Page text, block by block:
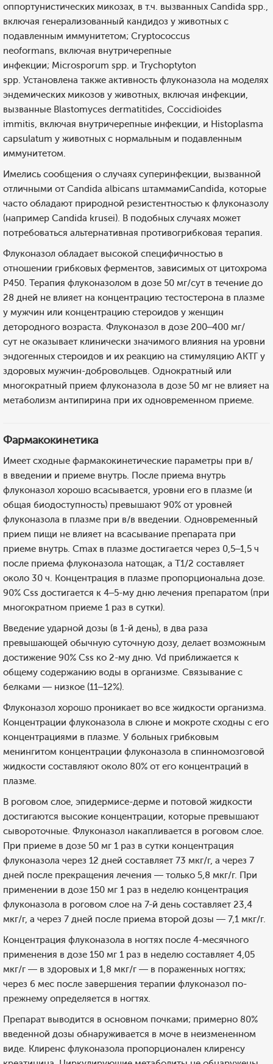
оппортунистических микозах, в т.ч. вызванных Candida spp.,
включая генерализованный кандидоз у животных с
подавленным иммунитетом; Cryptococcus
neoformans, включая внутричерепные
инфекции; Microsporum spp. и Trychoptyton
spp. Установлена также активность флуконазола на моделях
эндемических микозов у животных, включая инфекции,
вызванные Blastomyces dermatitides, Coccidioides
immitis, включая внутричерепные инфекции, и Histoplasma
capsulatum у животных с нормальным и подавленным
иммунитетом.
Имелись сообщения о случаях суперинфекции, вызванной
отличными от Candida albicans штаммамиCandida, которые
часто обладают природной резистентностью к флуконазолу
(например Candida krusei). В подобных случаях может
потребоваться альтернативная противогрибковая терапия.
Флуконазол обладает высокой специфичностью в
отношении грибковых ферментов, зависимых от цитохрома
Р450. Терапия флуконазолом в дозе 50 мг/сут в течение до
28 дней не влияет на концентрацию тестостерона в плазме
у мужчин или концентрацию стероидов у женщин
детородного возраста. Флуконазол в дозе 200–400 мг/
сут не оказывает клинически значимого влияния на уровни
эндогенных стероидов и их реакцию на стимуляцию АКТГ у
здоровых мужчин-добровольцев. Однократный или
многократный прием флуконазола в дозе 50 мг не влияет на
метаболизм антипирина при их одновременном приеме.
Фармакокинетика
Имеет сходные фармакокинетические параметры при в/
в введении и приеме внутрь. После приема внутрь
флуконазол хорошо всасывается, уровни его в плазме (и
общая биодоступность) превышают 90% от уровней
флуконазола в плазме при в/в введении. Одновременный
прием пищи не влияет на всасывание препарата при
приеме внутрь. Cmax в плазме достигается через 0,5–1,5 ч
после приема флуконазола натощак, а T1/2 составляет
около 30 ч. Концентрация в плазме пропорциональна дозе.
90% Css достигается к 4–5-му дню лечения препаратом (при
многократном приеме 1 раз в сутки).
Введение ударной дозы (в 1-й день), в два раза
превышающей обычную суточную дозу, делает возможным
достижение 90% Css ко 2-му дню. Vd приближается к
общему содержанию воды в организме. Связывание с
белками — низкое (11–12%).
Флуконазол хорошо проникает во все жидкости организма.
Концентрации флуконазола в слюне и мокроте сходны с его
концентрациями в плазме. У больных грибковым
менингитом концентрации флуконазола в спинномозговой
жидкости составляют около 80% от его концентраций в
плазме.
В роговом слое, эпидермисе-дерме и потовой жидкости
достигаются высокие концентрации, которые превышают
сывороточные. Флуконазол накапливается в роговом слое.
При приеме в дозе 50 мг 1 раз в сутки концентрация
флуконазола через 12 дней составляет 73 мкг/г, а через 7
дней после прекращения лечения — только 5,8 мкг/г. При
применении в дозе 150 мг 1 раз в неделю концентрация
флуконазола в роговом слое на 7-й день составляет 23,4
мкг/г, а через 7 дней после приема второй дозы — 7,1 мкг/г.
Концентрация флуконазола в ногтях после 4-месячного
применения в дозе 150 мг 1 раз в неделю составляет 4,05
мкг/г — в здоровых и 1,8 мкг/г — в пораженных ногтях;
через 6 мес после завершения терапии флуконазол по-
прежнему определяется в ногтях.
Препарат выводится в основном почками; примерно 80%
введенной дозы обнаруживается в моче в неизмененном
виде. Клиренс флуконазола пропорционален клиренсу